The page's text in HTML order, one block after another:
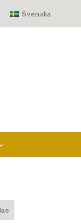
Svenska